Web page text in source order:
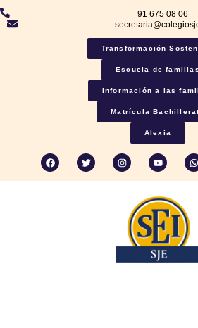
91 675 08 06
Transformación
Escuela de familias
Información a las
Matrícula
Alexia